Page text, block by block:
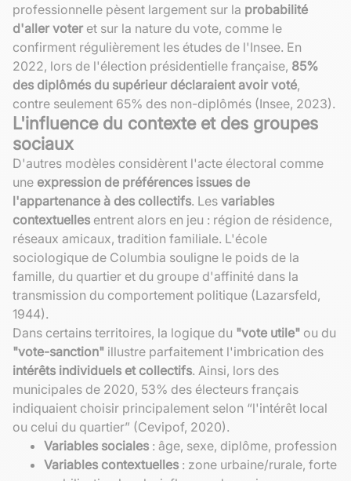
professionnelle pèsent largement sur la probabilité
d'aller voteret sur la nature du vote, comme le
confirment régulièrement les études de l'Insee. En
2022, lors de l'élection présidentielle française, 85%
des diplômés du supérieur déclaraient avoir voté,
contre seulement 65% des non-diplômés (Insee, 2023).
L'influence du contexte et des groupes
sociaux
D'autres modèles considèrent l'acte électoral comme
une expression de préférences issues de
l'appartenance à des collectifs. Les variables
contextuelles entrent alors en jeu : région de résidence,
réseaux amicaux, tradition familiale. L'école
sociologique de Columbia souligne le poids de la
famille, du quartier et du groupe d'affinité dans la
transmission du comportement politique (Lazarsfeld,
1944).
Dans certains territoires, la logique du "vote utile" ou du
"vote-sanction" illustre parfaitement l'imbrication des
intérêts individuels et collectifs. Ainsi, lors des
municipales de 2020, 53% des électeurs français
indiquaient choisir principalement selon “l'intérêt local
ou celui du quartier” (Cevipof, 2020).
Variables sociales : âge, sexe, diplôme, profession
Variables contextuelles : zone urbaine/rurale, forte